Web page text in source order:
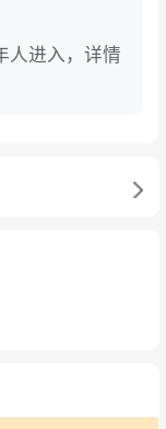
人进入，详情